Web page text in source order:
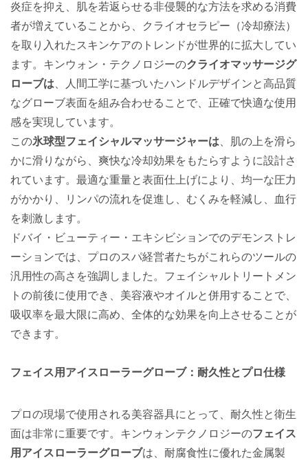
炎症を抑え、肌を若返らせる非侵襲的な方法を求める消費
者が増えていることから、クライオセラピー（冷却療法）
を取り入れたスキンケアのトレンドが世界的に拡大してい
ます。キンウォン・テクノロジーのクライオマッサージグ
ローブは 、人間工学に基づいたハンドルデザインと高品質
なグローブ表面を組み合わせることで、正確で快適な使用
感を実現しています。
この氷球型フェイシャルマッサージャーは 、肌の上を滑ら
かに滑りながら、爽快な冷却効果をもたらすように設計さ
れています。最適な重量と表面仕上げにより、均一な圧力
がかかり、リンパの流れを促進し、むくみを軽減し、血行
を刺激します。
ドバイ・ビューティー・エキシビションでのデモンストレ
ーションでは、プロのスパ経営者たちがこれらのツールの
汎用性の高さを強調しました。フェイシャルトリートメン
トの前後に使用でき、美容液やオイルと併用することで、
吸収率を最大限に高め、全体的な効果を向上させることが
できます。
フェイス用アイスローラーグローブ：耐久性とプロ仕様
プロの現場で使用される美容器具にとって、耐久性と衛生
面は非常に重要です。キンウォンテクノロジーのフェイス
用アイスローラーグローブは、耐腐食性に優れた金属製